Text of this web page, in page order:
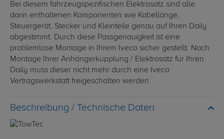
Bei diesem fahrzeugspezifischen Elektrosatz sind alle
darin enthaltenen Komponenten wie Kabellänge,
Steuergerät, Stecker und Kleinteile genau auf Ihren Daily
abgestimmt. Durch diese Passgenauigkeit ist eine
problemlose Montage in Ihrem Iveco sicher gestellt. Nach
Montage Ihrer Anhängerkupplung / Elektrosatz für Ihren
Daily muss dieser nicht mehr durch eine Iveco
Vertragswerkstatt freigeschalten werden.
Technische Daten